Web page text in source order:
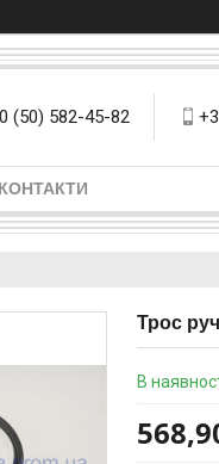
(50) 582-45-82
КОНТАКТИ
Трос
В